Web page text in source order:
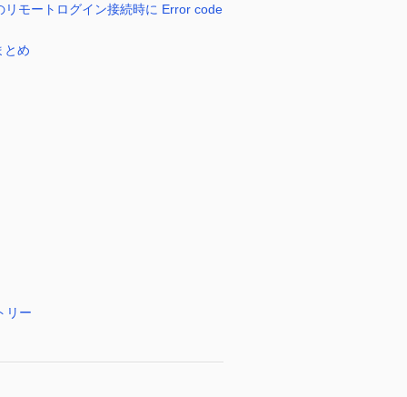
モートログイン接続時に Error code
とめ
リー